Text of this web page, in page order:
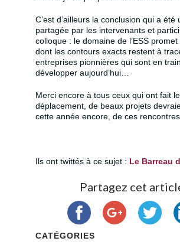
C’est d’ailleurs la conclusion qui a été
partagée par les intervenants et
colloque : le domaine de l’ESS
dont les contours exacts restent à
entreprises pionnières qui sont en
développer aujourd’hui…
Merci encore à tous ceux qui ont fait le
déplacement, de beaux projets
cette année encore, de ces rencontres.
Ils ont twittés à ce sujet : Le Barreau
Partagez cet
CATÉGORIES